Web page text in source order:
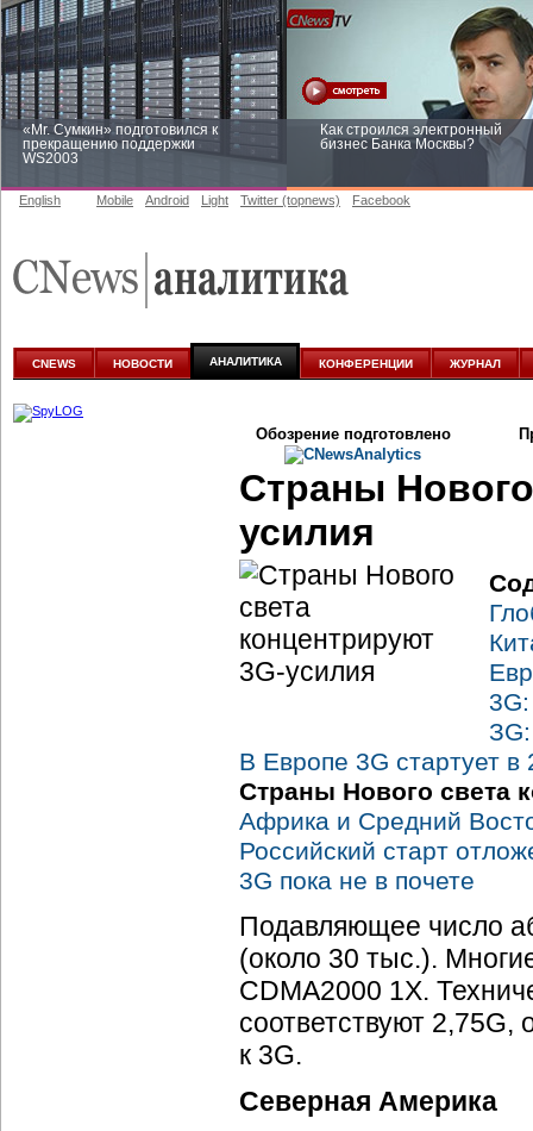
«Mr. Сумкин» подготовился к
прекращению поддержки
WS2003
Как строился электронный
бизнес Банка Москвы?
аналитике
English Mobile Android Light Twitter (topnews) Facebook
CNEWS НОВОСТИ АНАЛИТИКА КОНФЕРЕНЦИИ ЖУРНАЛ
Обозрение подготовлено
Страны
усилия
В Европе 3G стартует в
Страны Нового света
Африка и Средний
Российский старт
3G пока не в почете
Подавляющее число
(около 30 тыс.).
CDMA2000 1X.
соответствуют 2,75G,
к 3G.
Северная Америка